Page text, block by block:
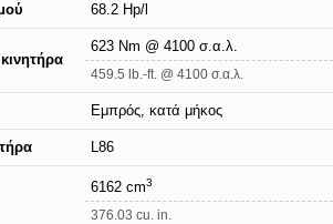
68.2 Hp/l
623 Nm @ 4100 σ.α.λ.
459.5 lb.-ft. @ 4100 σ.α.λ.
Εμπρός, κατά μήκος
L86
6162 cm3
376.03 cu. in.